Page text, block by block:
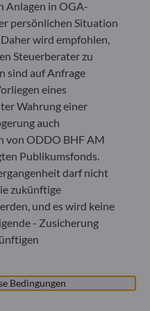
Düsseldorf
de Surveillance du
B
Russland
Anlagen in OGA-
persönlichen Situation
wird empfohlen,
Steuerberater zu
sind auf Anfrage
eines
Wahrung einer
auch
von ODDO BHF AM
Publikumsfonds.
darf nicht
zukünftige
und es wird keine
- Zusicherung
Bedingungen